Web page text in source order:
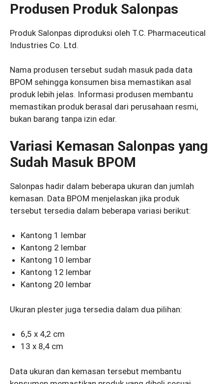
Produsen Produk Salonpas
Produk Salonpas diproduksi oleh T.C. Pharmaceutical
Industries Co. Ltd.
Nama produsen tersebut sudah masuk pada data
BPOM sehingga konsumen bisa memastikan asal
produk lebih jelas. Informasi produsen membantu
memastikan produk berasal dari perusahaan resmi,
bukan barang tanpa izin edar.
Variasi Kemasan Salonpas yang
Sudah Masuk BPOM
Salonpas hadir dalam beberapa ukuran dan jumlah
kemasan. Data BPOM menjelaskan jika produk
tersebut tersedia dalam beberapa variasi berikut:
Kantong 1 lembar
Kantong 2 lembar
Kantong 10 lembar
Kantong 12 lembar
Kantong 20 lembar
Ukuran plester juga tersedia dalam dua pilihan:
6,5 x 4,2 cm
13 x 8,4 cm
Data ukuran dan kemasan tersebut membantu